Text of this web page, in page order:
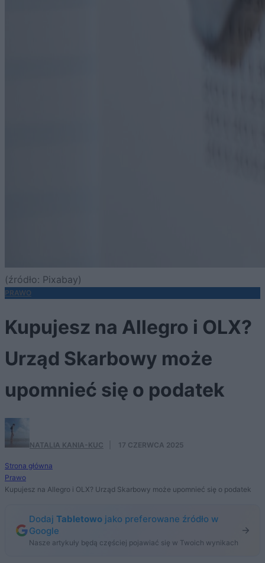
(źródło: Pixabay)
PRAWO
Kupujesz na Allegro i OLX?
Urząd Skarbowy może
upomnieć się o podatek
NATALIA KANIA-KUC 17 CZERWCA 2025
Strona główna
Prawo
Kupujesz na Allegro i OLX? Urząd Skarbowy może upomnieć się o podatek
Dodaj Tabletowo jako preferowane źródło w
Google
Nasze artykuły będą częściej pojawiać się w Twoich wynikach